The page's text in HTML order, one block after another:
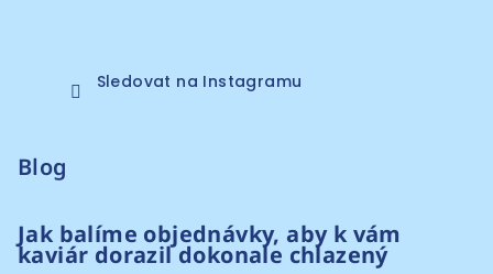
Sledovat na Instagramu
Blog
Jak balíme objednávky, aby k vám
kaviár dorazil dokonale chlazený